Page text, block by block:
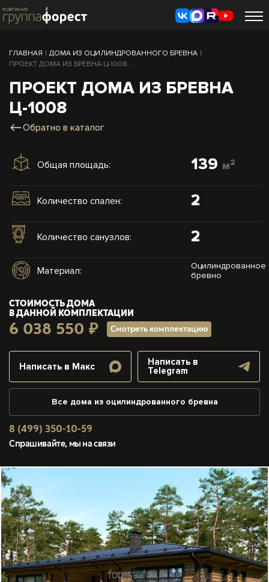
ГЛАВНАЯ | ДОМА ИЗ ОЦИЛИНДРОВАННОГО БРЕВНА |
ПРОЕКТ ДОМА ИЗ БРЕВНА Ц-1008 ...
ПРОЕКТ ДОМА ИЗ БРЕВНА
Ц-1008
Обратно в каталог
Общая площадь: 139 м2
Количество спален: 2
Количество санузлов: 2
Материал:
Оцилиндрованное
бревно
СТОИМОСТЬ ДОМА
В ДАННОЙ КОМПЛЕКТАЦИИ
6 038 550 ₽ Смотреть комплектацию
Написать в Макс
Написать в
Telegram
Все дома из оцилиндрованного бревна
8 (499) 350-10-59
Спрашивайте, мы на связи